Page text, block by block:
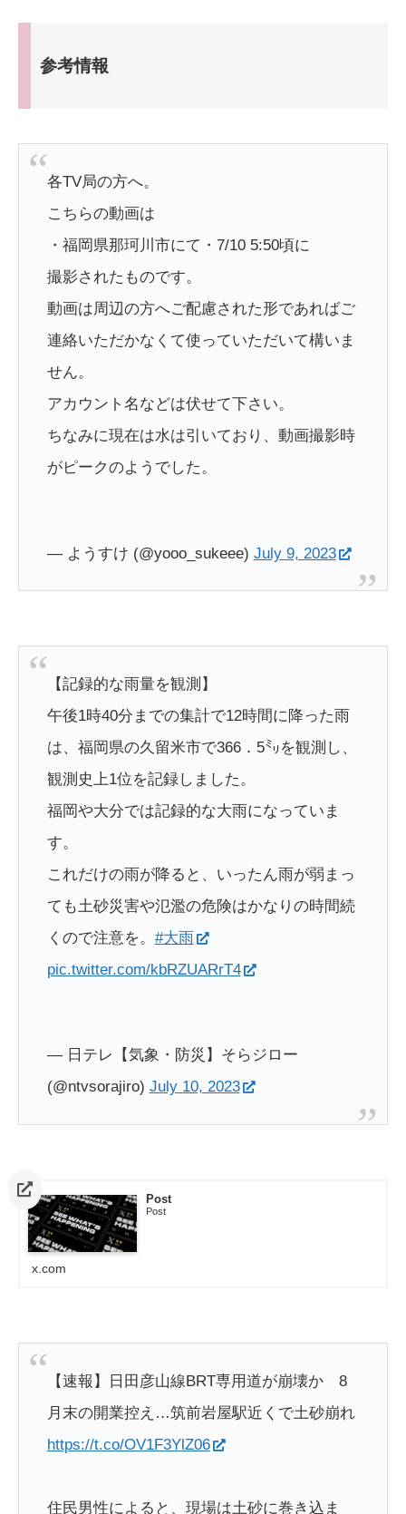
参考情報
各TV局の方へ。
こちらの動画は
・福岡県那珂川市にて・7/10 5:50頃に
撮影されたものです。
動画は周辺の方へご配慮された形であればご
連絡いただかなくて使っていただいて構いま
せん。
アカウント名などは伏せて下さい。
ちなみに現在は水は引いており、動画撮影時
がピークのようでした。
— ようすけ (@yooo_sukeee) July 9, 2023
【記録的な雨量を観測】
午後1時40分までの集計で12時間に降った雨
は、福岡県の久留米市で366．5㍉を観測し、
観測史上1位を記録しました。
福岡や大分では記録的な大雨になっていま
す。
これだけの雨が降ると、いったん雨が弱まっ
ても土砂災害や氾濫の危険はかなりの時間続
くので注意を。 #大雨
pic.twitter.com/kbRZUARrT4
— 日テレ【気象・防災】そらジロー
(@ntvsorajiro) July 10, 2023
Post
Post
x.com
【速報】日田彦山線BRT専用道が崩壊か 8
月末の開業控え…筑前岩屋駅近くで土砂崩れ
https://t.co/OV1F3YlZ06
住民男性によると、現場は土砂に巻き込ま